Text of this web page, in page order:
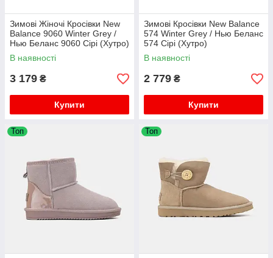
Зимові Жіночі Кросівки New
Balance 9060 Winter Grey /
Нью Беланс 9060 Сірі (Хутро)
В наявності
3 179 ₴
Купити
Зимові Кросівки New Balance
574 Winter Grey / Нью Белaнс
574 Сірі (Хутро)
В наявності
2 779 ₴
Купити
Топ Топ